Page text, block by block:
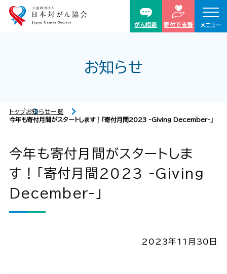
がん相談 寄付で支援 メニュー
お知らせ
トップお知らせ一覧
今年も寄付月間がスタートします！「寄付月間2023 -Giving December-」
今年も寄付月間がスタートしま
す！「寄付月間2023 -Giving
December-」
2023年11月30日